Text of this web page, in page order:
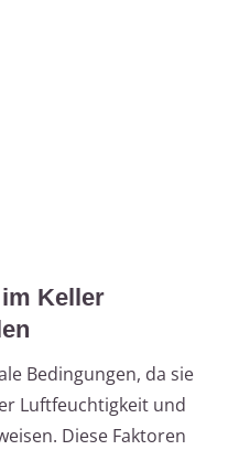
Keller
Bedingungen, da sie
Luftfeuchtigkeit und
Diese Faktoren